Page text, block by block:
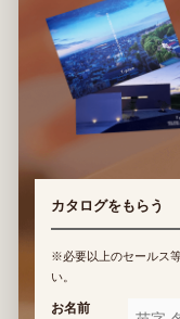
カタログをもらう
※必要以上のセールス
い。
お名前